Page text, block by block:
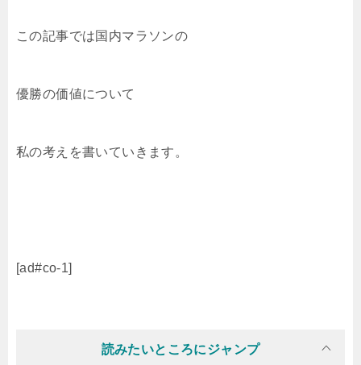
この記事では国内マラソンの
優勝の価値について
私の考えを書いていきます。
[ad#co-1]
読みたいところにジャンプ